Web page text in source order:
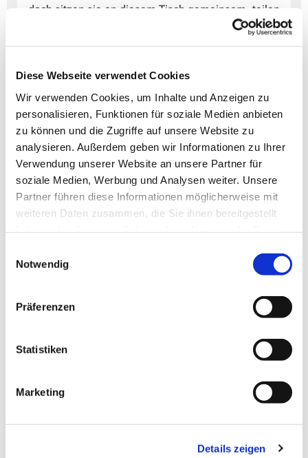
Diese Webseite verwendet Cookies
Wir verwenden Cookies, um Inhalte und Anzeigen zu
personalisieren, Funktionen für soziale Medien anbieten
zu können und die Zugriffe auf unsere Website zu
analysieren. Außerdem geben wir Informationen zu Ihrer
Verwendung unserer Website an unsere Partner für
soziale Medien, Werbung und Analysen weiter. Unsere
Partner führen diese Informationen möglicherweise mit
weiteren Daten zusammen, die Sie ihnen bereitgestellt
Notwendig
Präferenzen
Statistiken
Marketing
Details zeigen
doch sitzen sie an diesem Tisch gemeinsam, teilen
Brot und Wein und schauen den an, der (nicht
verbunden.
„Kommt her zu mir, alle, die ihr mühselig und
beladen seid; ich will euch erquicken.“ MATTHÄUS
11, 28
So sieht sich auch unser neuer Pfarrer: er möchte
alle einladen, an den Tisch zu kommen. Er möchte
zuhören (unabhängig davon, wer wir sind oder was
wir „mitbringen“) und selbst auch ein Teil der
Gemeinschaft sein.
Der 18.6.23 war ein sonniger, sehr warmer
Sonntag und nach dem Gottesdienst haben sich
Häppchen und kühlen Getränken draußen vor der
einzutragen.
Das Presbyterium hat Herrn Pfarrer Ehlert für seine
großartige Arbeit in der Zeit der Vertretung gedankt